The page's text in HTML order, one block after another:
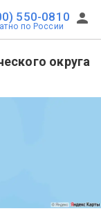
550-0810
по России
округа